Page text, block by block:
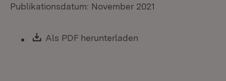
Publikationsdatum: November 2021
Download:
Als PDF herunterladen